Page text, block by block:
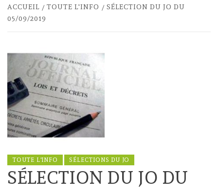
ACCUEIL TOUTE L'INFO
SÉLECTION DU JO DU
05/09/2019
TOUTE L'INFO SÉLECTIONS DU JO
SÉLECTION DU JO DU